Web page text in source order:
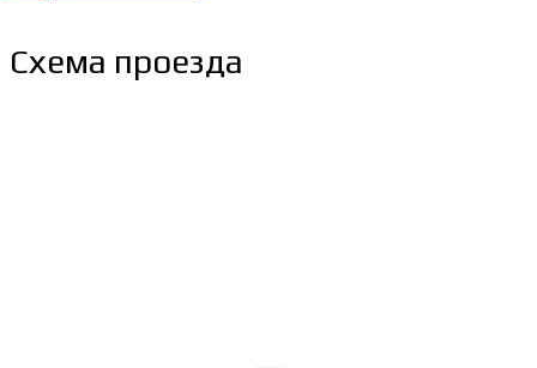
Схема проезда